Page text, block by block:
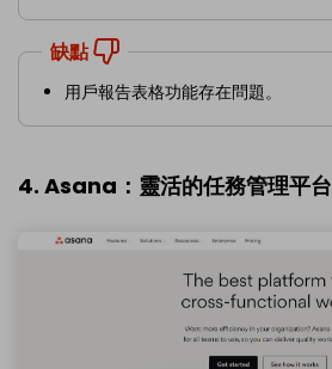
缺點
用戶報告表格功能存在問題。
4. Asana：靈活的任務管理平台